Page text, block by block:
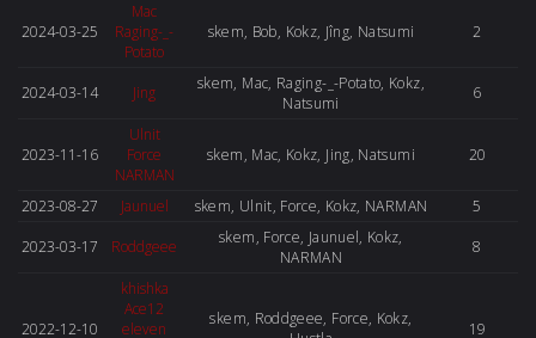
2024-03-25
Mac
Raging-_-
Potato
skem, Bob, Kokz, Jîng, Natsumi 2
2024-03-14 Jing
skem, Mac, Raging-_-Potato, Kokz,
Natsumi
6
2023-11-16
Ulnit
Force
NARMAN
skem, Mac, Kokz, Jing, Natsumi 20
2023-08-27 Jaunuel skem, Ulnit, Force, Kokz, NARMAN
5
2023-03-17
Roddgeee
skem, Force, Jaunuel, Kokz,
NARMAN
8
2022-12-10
khishka
Ace12
eleven
skem, Roddgeee, Force, Kokz,
19